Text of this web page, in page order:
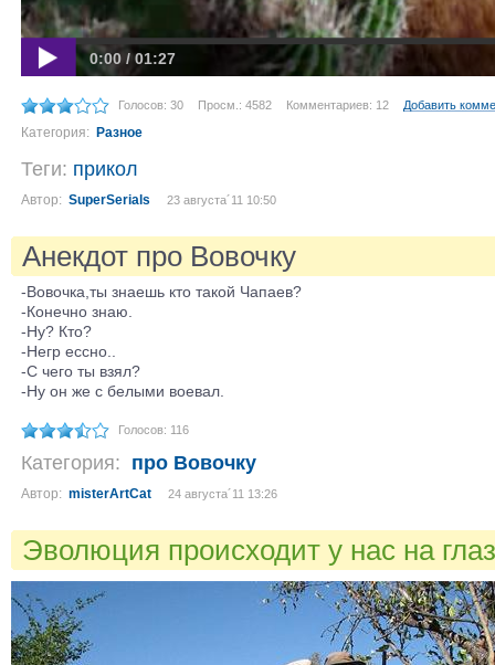
0:00 / 01:27
Голосов: 30 Просм.: 4582 Комментариев: 12 Добавить
Категория: Разное
Теги: прикол
Автор: SuperSerials 23 августа´11 10:50
Анекдот про Вовочку
-Вовочка,ты знаешь кто такой Чапаев?
-Конечно знаю.
-Ну? Кто?
-Негр ессно..
-C чего ты взял?
-Ну он же с белыми воевал.
Голосов: 116
Категория: про Вовочку
Автор: misterArtCat 24 августа´11 13:26
Эволюция происходит у нас на